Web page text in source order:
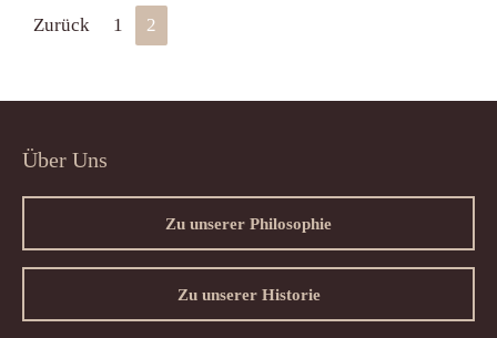
Zurück 1 2
Über Uns
Zu unserer Philosophie
Zu unserer Historie